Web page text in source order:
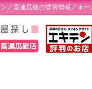
／喜連瓜破の賃貸情報／ホ